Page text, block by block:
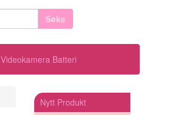
Søke
Videokamera Batteri
Nytt Produkt